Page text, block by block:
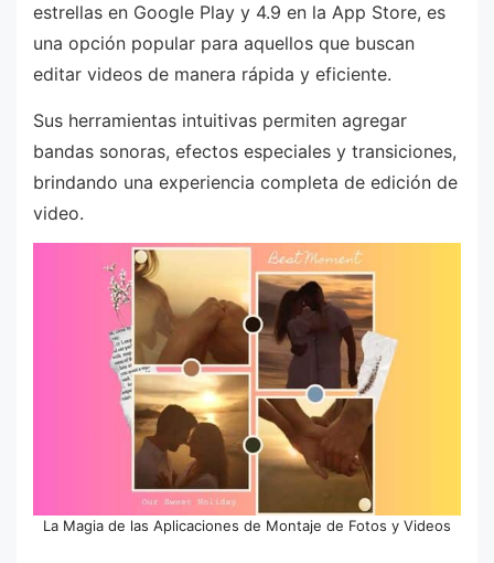
estrellas en Google Play y 4.9 en la App Store, es
una opción popular para aquellos que buscan
editar videos de manera rápida y eficiente.
Sus herramientas intuitivas permiten agregar
bandas sonoras, efectos especiales y transiciones,
brindando una experiencia completa de edición de
video.
La Magia de las Aplicaciones de Montaje de Fotos y Videos